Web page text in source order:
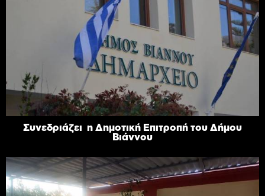
Συνεδριάζει η Δημοτική Επιτροπή του Δήμου
Βιάννου